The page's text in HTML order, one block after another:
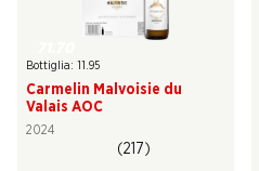
Bottiglia: 11.95
Carmelin Malvoisie du
Valais AOC
2024
(217)